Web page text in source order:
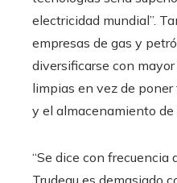
electricidad mundial”.
empresas de gas y
diversificarse con
limpias en vez de
y el almacenamiento de
“Se dice con frecuencia
Trudeau es demasiado